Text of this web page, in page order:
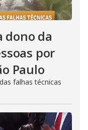
dono da
por
Paulo
falhas técnicas